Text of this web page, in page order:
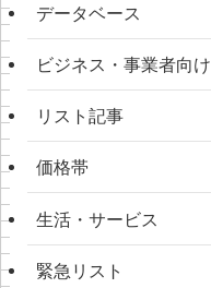
データベース
ビジネス・事業者向け
リスト記事
価格帯
生活・サービス
緊急リスト